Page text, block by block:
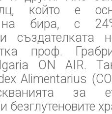
който е
на бира, с
създателката
проф.
ON AIR.
Alimentarius
за
безглутеновите